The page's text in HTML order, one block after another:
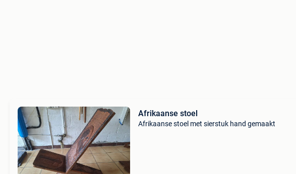
Afrikaanse stoel
Afrikaanse stoel met sierstuk hand gemaakt